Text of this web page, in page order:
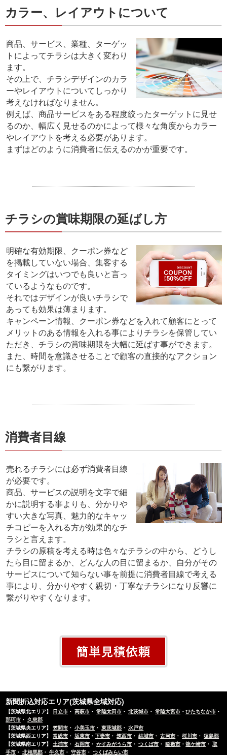
カラー、レイアウトについて
商品、サービス、業種、ターゲッ
トによってチラシは大きく変わり
ます。
その上で、チラシデザインのカラ
ーやレイアウトについてしっかり
考えなければなりません。
例えば、商品サービスをある程度絞ったターゲットに見せ
るのか、幅広く見せるのかによって様々な角度からカラー
やレイアウトを考える必要があります。
まずはどのように消費者に伝えるのかが重要です。
チラシの賞味期限の延ばし方
明確な有効期限、クーポン券など
を掲載していない場合、集客する
タイミングはいつでも良いと言っ
ているようなものです。
それではデザインが良いチラシで
あっても効果は薄まります。
キャンペーン情報、クーポン券などを入れて顧客にとって
メリットのある情報を入れる事によりチラシを保管してい
ただき、チラシの賞味期限を大幅に延ばす事ができます。
また、時間を意識させることで顧客の直接的なアクション
にも繋がります。
消費者目線
売れるチラシには必ず消費者目線
が必要です。
商品、サービスの説明を文字で細
かに説明する事よりも、分かりや
すい大きな写真、魅力的なキャッ
チコピーを入れる方が効果的なチ
ラシと言えます。
チラシの原稿を考える時は色々なチラシの中から、どうし
たら目に留まるか、どんな人の目に留まるか、自分がその
サービスについて知らない事を前提に消費者目線で考える
事により、分かりやすく親切・丁寧なチラシになり反響に
繋がりやすくなります。
新聞折込対応エリア(茨城県全域対応)
【茨城県北エリア】 日立市 ・高萩市 ・常陸太田市 ・北茨城市 ・常陸大宮市 ・ひたちなか市 ・
那珂市 ・久慈郡
【茨城県央エリア】笠間市 ・小美玉市 ・東茨城郡 ・水戸市
【茨城県西エリア】常総市 ・坂東市 ・下妻市 ・筑西市 ・結城市 ・古河市 ・桜川市 ・猿島郡
【茨城県南エリア】 土浦市 ・石岡市 ・かすみがうら市 ・つくば市 ・稲敷市 ・龍ケ崎市 ・取
手市 ・北相馬郡 ・牛久市 ・守谷市 ・つくばみらい市